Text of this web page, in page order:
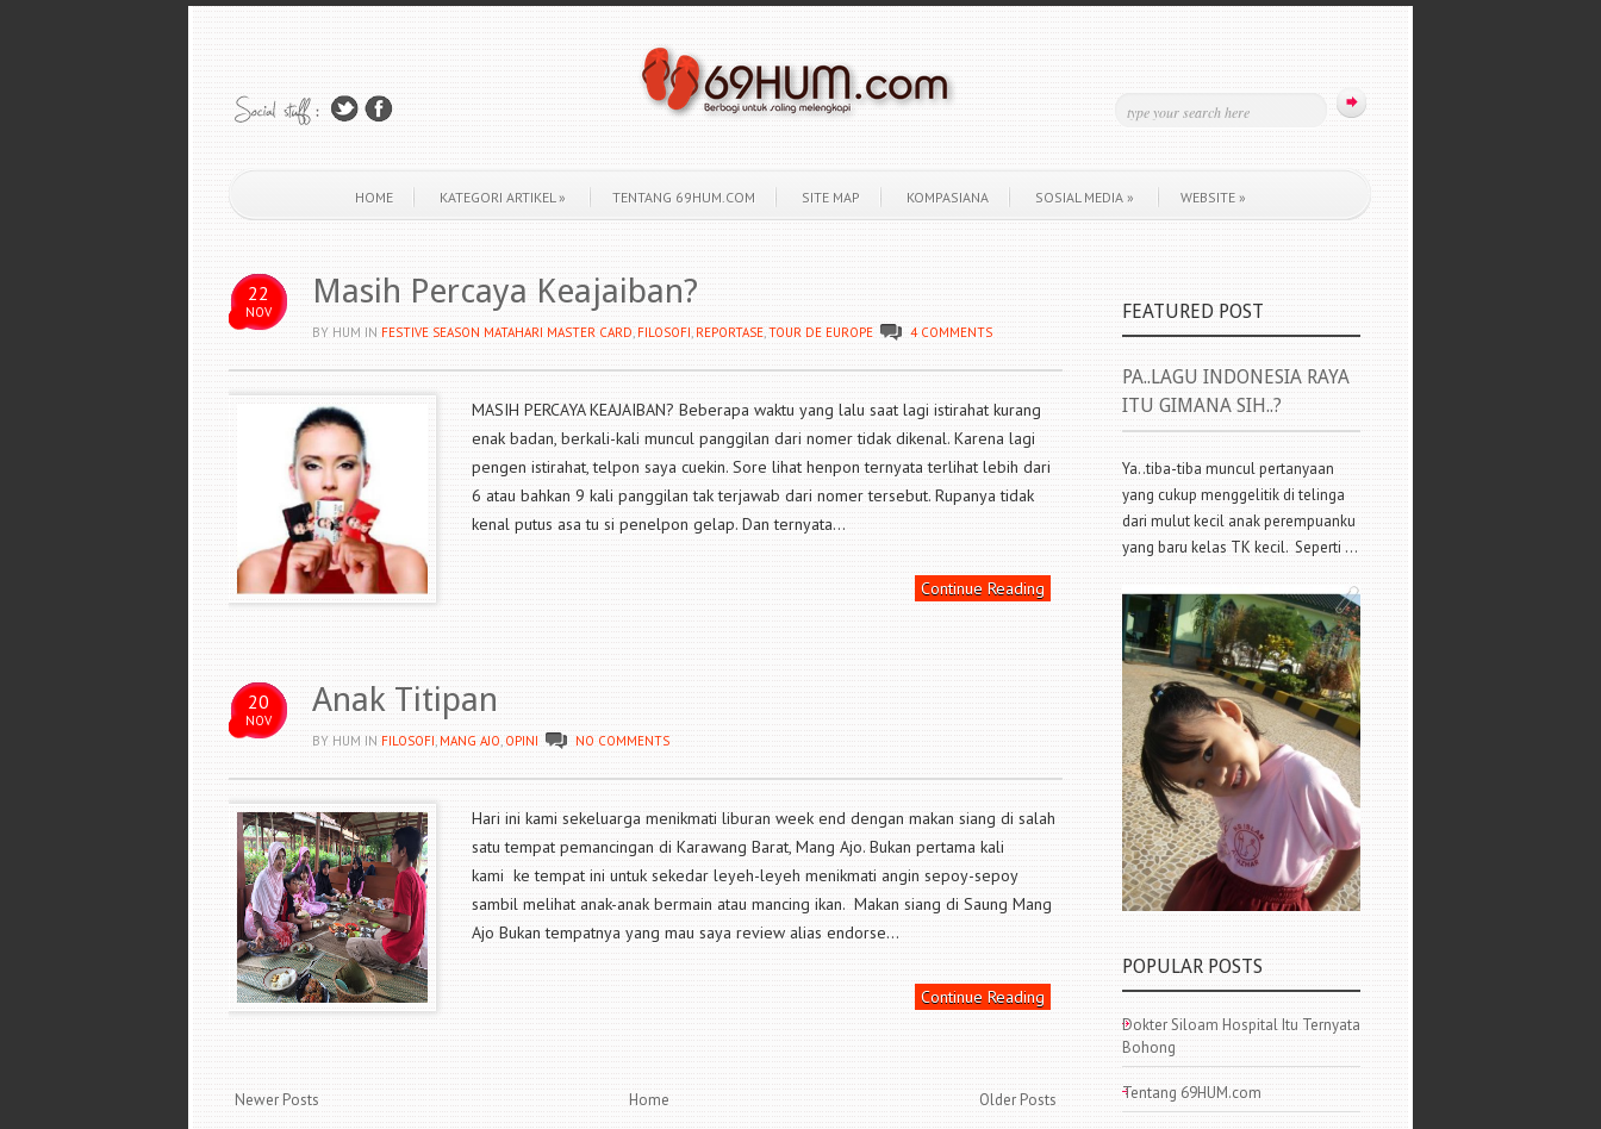
HOME KATEGORI ARTIKEL» TENTANG 69HUM.COM SITE MAP KOMPASIANA SOSIAL MEDIA » WEBSITE »
22
NOV
Masih Percaya Keajaiban?
BY HUM IN FESTIVE SEASON MATAHARI MASTER CARD, FILOSOFI, REPORTASE,TOUR DE EUROPE 4 COMMENTS
MASIH PERCAYA KEAJAIBAN? Beberapa waktu yang lalu saat lagi istirahat kurang
enak badan, berkali-kali muncul panggilan dari nomer tidak dikenal. Karena lagi
pengen istirahat, telpon saya cuekin. Sore lihat henpon ternyata terlihat lebih dari
6 atau bahkan 9 kali panggilan tak terjawab dari nomer tersebut. Rupanya tidak
kenal putus asa tu si penelpon gelap. Dan ternyata...
Continue Reading
20
NOV
Anak Titipan
BY HUM IN FILOSOFI, MANG AJO, OPINI NO COMMENTS
Hari ini kami sekeluarga menikmati liburan week end dengan makan siang di salah
satu tempat pemancingan di Karawang Barat, Mang Ajo. Bukan pertama kali
kami ke tempat ini untuk sekedar leyeh-leyeh menikmati angin sepoy-sepoy
sambil melihat anak-anak bermain atau mancing ikan. Makan siang di Saung Mang
Ajo Bukan tempatnya yang mau saya review alias endorse...
Continue Reading
Newer Posts Older Posts
Home
FEATURED POST
PA..LAGU INDONESIA RAYA
ITU GIMANA SIH..?
Ya..tiba-tiba muncul pertanyaan
yang cukup menggelitik di telinga
dari mulut kecil anak perempuanku
yang baru kelas TK kecil. Seperti ...
POPULAR POSTS
Dokter Siloam Hospital Itu Ternyata
Bohong
Tentang 69HUM.com